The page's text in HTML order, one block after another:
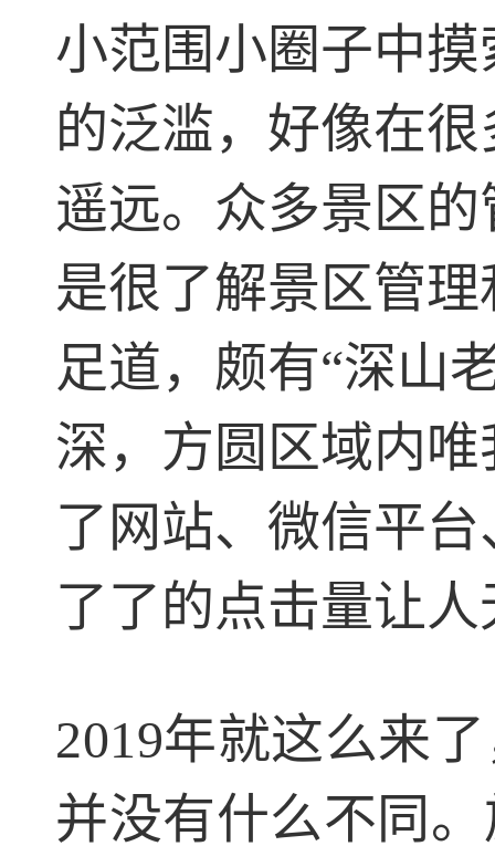
小范围小圈子中
的泛滥，好像在
遥远。众多景区
是很了解景区管
足道，颇有“深山
深，方圆区域内
了网站、微信平
了了的点击量让
2019年就这么来
并没有什么不同